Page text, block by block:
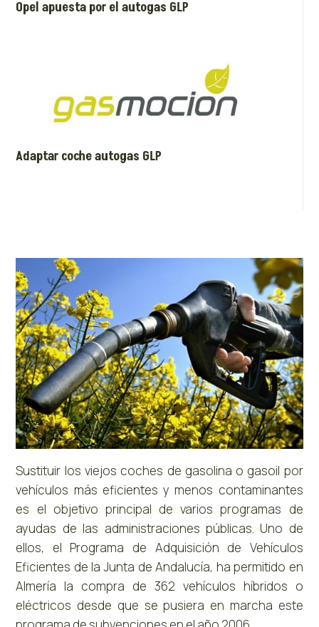
Opel apuesta por el autogas GLP
Adaptar coche autogas GLP
Sustituir los viejos coches de gasolina o gasoil por
vehículos más eficientes y menos contaminantes
es el objetivo principal de varios programas de
ayudas de las administraciones públicas. Uno de
ellos, el Programa de Adquisición de Vehículos
Eficientes de la Junta de Andalucía, ha permitido en
Almería la compra de 362 vehículos híbridos o
eléctricos desde que se pusiera en marcha este